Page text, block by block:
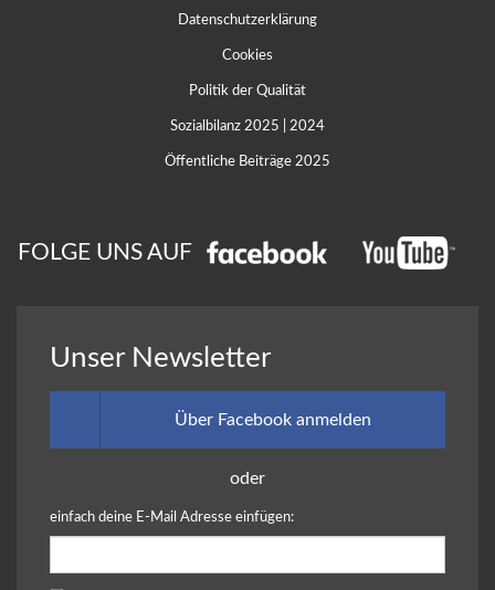
Datenschutzerklärung
Cookies
Politik der Qualität
Sozialbilanz 2025 2024
Öffentliche Beiträge 2025
FOLGE UNS AUF
Unser Newsletter
Über Facebook anmelden
oder
einfach deine E-Mail Adresse einfügen: